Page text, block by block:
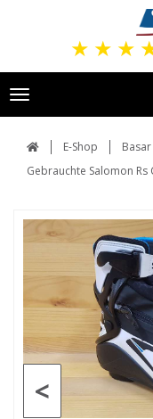
★ ★ ★
Toggle
navigation
E-Shop Basar
Gebrauchte Salomon
<